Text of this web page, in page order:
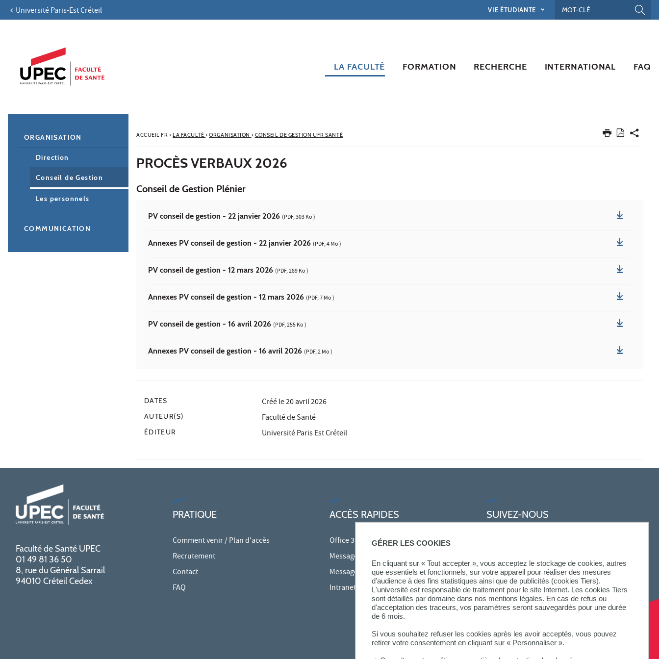
GÉRER LES COOKIES
En cliquant sur « Tout accepter », vous acceptez le stockage de cookies, autres
que essentiels et fonctionnels, sur votre appareil pour réaliser des mesures
d'audience à des fins statistiques ainsi que de publicités (cookies Tiers).
L'université est responsable de traitement pour le site Internet. Les cookies Tiers
sont détaillés par domaine dans nos mentions légales. En cas de refus ou
d'acceptation des traceurs, vos paramètres seront sauvegardés pour une durée
de 6 mois.
Si vous souhaitez refuser les cookies après les avoir acceptés, vous pouvez
retirer votre consentement en cliquant sur « Personnaliser ».
Aller au contenu
Navigation secondaire
Université Paris-Est Créteil VIE ÉTUDIANTE
LA FACULTÉ FORMATION RECHERCHE INTERNATIONAL FAQ
ACCUEIL FR› LA FACULTÉ› ORGANISATION › CONSEIL DE GESTION UFR SANTÉ
PROCÈS VERBAUX 2026
Conseil de Gestion Plénier
PV conseil de gestion - 22 janvier 2026 (PDF, 303 Ko )
Annexes PV conseil de gestion - 22 janvier 2026 (PDF, 4 Mo )
PV conseil de gestion - 12 mars 2026 (PDF, 289 Ko )
Annexes PV conseil de gestion - 12 mars 2026 (PDF, 7 Mo )
PV conseil de gestion - 16 avril 2026 (PDF, 255 Ko )
Annexes PV conseil de gestion - 16 avril 2026 (PDF, 2 Mo )
DATES Créé le20 avril 2026
AUTEUR(S) Faculté de Santé
ÉDITEUR Université Paris Est Créteil
ORGANISATION
Direction
Conseil de Gestion
Les personnels
COMMUNICATION
Faculté de Santé UPEC
01 49 81 36 50
8, rue du Général Sarrail
94010 Créteil Cedex
PRATIQUE
Comment venir / Plan d'accès
Recrutement
Contact
FAQ
ACCÈS RAPIDES
Office 365
Messagerie des personnels
Messagerie étudiante
Intranet des personnels
SUIVEZ-NOUS